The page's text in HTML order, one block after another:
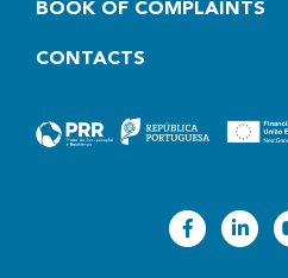
BOOK OF COMPLAINTS
CONTACTS